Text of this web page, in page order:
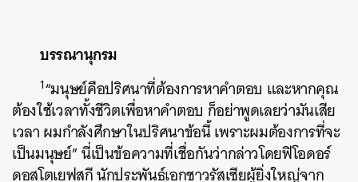
บรรณานุกรม
1“มนุษย์คือปริศนาที่ต้องการหาคำตอบ และหากคุณ
ต้องใช้เวลาทั้งชีวิตเพื่อหาคำตอบ ก็อย่าพูดเลยว่ามันเสีย
เวลา ผมกำลังศึกษาในปริศนาข้อนี้ เพราะผมต้องการที่จะ
เป็นมนุษย์” นี่เป็นข้อความที่เชื่อกันว่ากล่าวโดยฟิโอดอร์
ดอสโตเยฟสกี นักประพันธ์เอกชาวรัสเซียผู้ยิ่งใหญ่จาก